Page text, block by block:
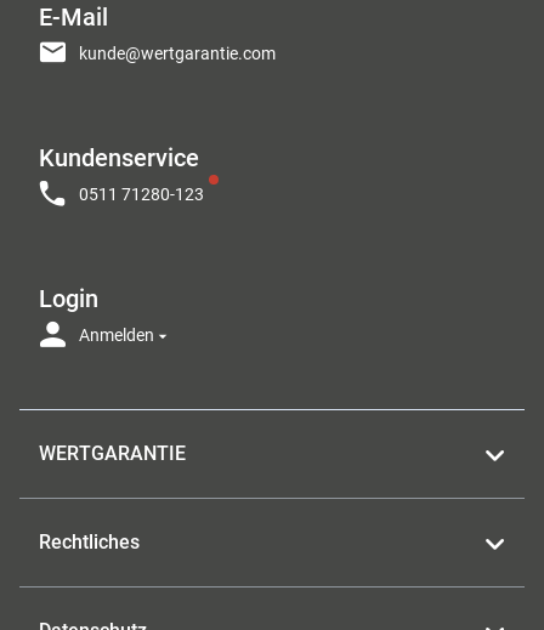
E-Mail
kunde@wertgarantie.com
Kundenservice
0511 71280-123
Login
Anmelden
WERTGARANTIE
Rechtliches